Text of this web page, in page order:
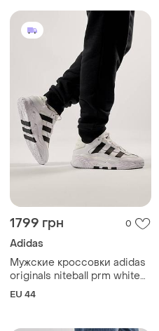
1799 грн 0
Adidas
Мужские кроссовки adidas
originals niteball prm white
black
EU 44